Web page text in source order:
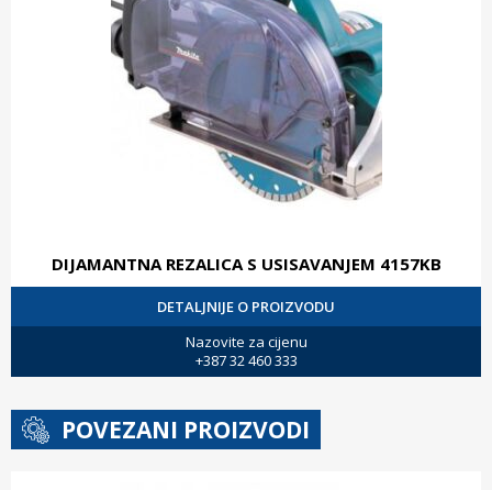
DIJAMANTNA REZALICA S USISAVANJEM 4157KB
DETALJNIJE O PROIZVODU
Nazovite za cijenu
+387 32 460 333
POVEZANI PROIZVODI